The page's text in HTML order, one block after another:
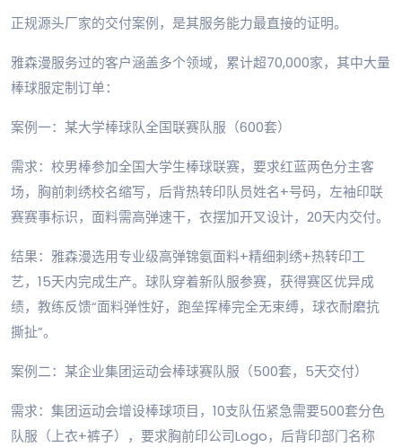
正规源头厂家的交付案例，是其服务能力最直接的证明。
雅森漫服务过的客户涵盖多个领域，累计超70,000家，其中大量
棒球服定制订单：
案例一：某大学棒球队全国联赛队服（600套）
需求：校男棒参加全国大学生棒球联赛，要求红蓝两色分主客
场，胸前刺绣校名缩写，后背热转印队员姓名+号码，左袖印联
赛赛事标识，面料需高弹速干，衣摆加开叉设计，20天内交付。
结果：雅森漫选用专业级高弹锦氨面料+精细刺绣+热转印工
艺，15天内完成生产。球队穿着新队服参赛，获得赛区优异成
绩，教练反馈“面料弹性好，跑垒挥棒完全无束缚，球衣耐磨抗
撕扯”。
案例二：某企业集团运动会棒球赛队服（500套，5天交付）
需求：集团运动会增设棒球项目，10支队伍紧急需要500套分色
队服（上衣+裤子），要求胸前印公司Logo，后背印部门名称